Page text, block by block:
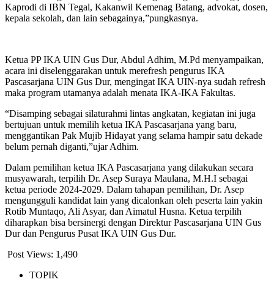
Kaprodi di IBN Tegal, Kakanwil Kemenag Batang, advokat, dosen,
kepala sekolah, dan lain sebagainya,”pungkasnya.
Ketua PP IKA UIN Gus Dur, Abdul Adhim, M.Pd menyampaikan,
acara ini diselenggarakan untuk merefresh pengurus IKA
Pascasarjana UIN Gus Dur, mengingat IKA UIN-nya sudah refresh
maka program utamanya adalah menata IKA-IKA Fakultas.
“Disamping sebagai silaturahmi lintas angkatan, kegiatan ini juga
bertujuan untuk memilih ketua IKA Pascasarjana yang baru,
menggantikan Pak Mujib Hidayat yang selama hampir satu dekade
belum pernah diganti,”ujar Adhim.
Dalam pemilihan ketua IKA Pascasarjana yang dilakukan secara
musyawarah, terpilih Dr. Asep Suraya Maulana, M.H.I sebagai
ketua periode 2024-2029. Dalam tahapan pemilihan, Dr. Asep
mengungguli kandidat lain yang dicalonkan oleh peserta lain yakin
Rotib Muntaqo, Ali Asyar, dan Aimatul Husna. Ketua terpilih
diharapkan bisa bersinergi dengan Direktur Pascasarjana UIN Gus
Dur dan Pengurus Pusat IKA UIN Gus Dur.
Post Views: 1,490
TOPIK